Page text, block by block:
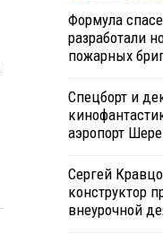
Формула
разработали
пожарных
Спецборт и
аэропорт
Сергей
конструктор
внеурочной